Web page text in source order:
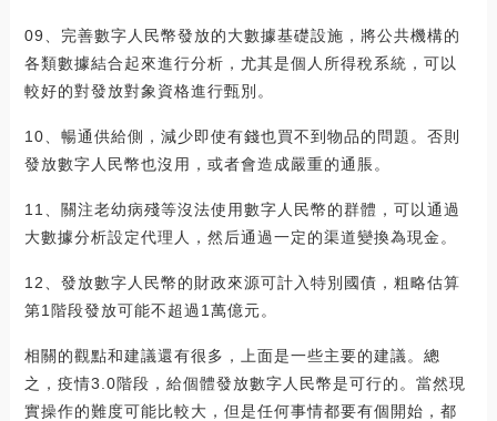
09、完善數字人民幣發放的大數據基礎設施，將公共機構的
各類數據結合起來進行分析，尤其是個人所得稅系統，可以
較好的對發放對象資格進行甄別。
10、暢通供給側，減少即使有錢也買不到物品的問題。否則
發放數字人民幣也沒用，或者會造成嚴重的通脹。
11、關注老幼病殘等沒法使用數字人民幣的群體，可以通過
大數據分析設定代理人，然后通過一定的渠道變換為現金。
12、發放數字人民幣的財政來源可計入特別國債，粗略估算
第1階段發放可能不超過1萬億元。
相關的觀點和建議還有很多，上面是一些主要的建議。總
之，疫情3.0階段，給個體發放數字人民幣是可行的。當然現
實操作的難度可能比較大，但是任何事情都要有個開始，都